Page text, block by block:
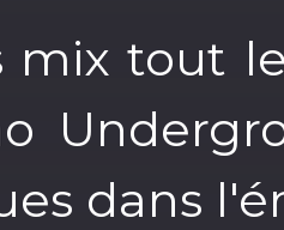
mix tout
dans